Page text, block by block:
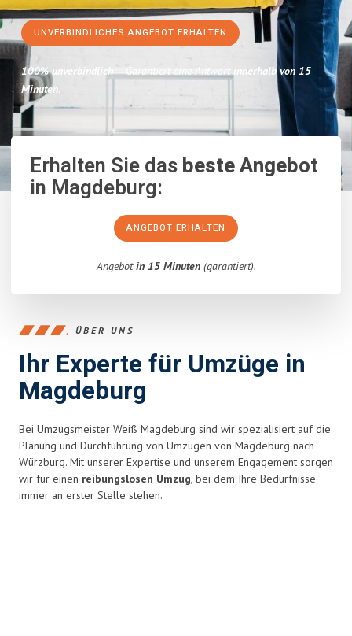
UNVERBINDLICHES ANGEBOT ERHALTEN
100% unverbindlich– Garantiert eine Antwortinnerhalb von 15
Minuten.
Erhalten Sie dasbeste Angebot
in Magdeburg:
ANGEBOT ERHALTEN
Angebotin 15 Minuten(garantiert).
ÜBER UNS
Ihr Experte für Umzüge in
Magdeburg
Bei Umzugsmeister Weiß Magdeburg sind wir spezialisiert auf die
Planung und Durchführung von Umzügen von Magdeburg nach
Würzburg. Mit unserer Expertise und unserem Engagement sorgen
wir für einen reibungslosen Umzug, bei dem Ihre Bedürfnisse
immer an erster Stelle stehen.